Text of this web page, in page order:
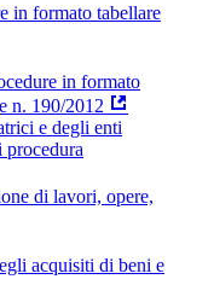
in formato tabellare
in formato
n. 190/2012
e degli enti
procedura
di lavori, opere,
acquisiti di beni e